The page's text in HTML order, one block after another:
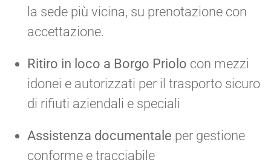
la sede più vicina, su prenotazione con
accettazione.
Ritiro in loco a Borgo Priolo con mezzi
idonei e autorizzati per il trasporto sicuro
di rifiuti aziendali e speciali
Assistenza documentale per gestione
conforme e tracciabile